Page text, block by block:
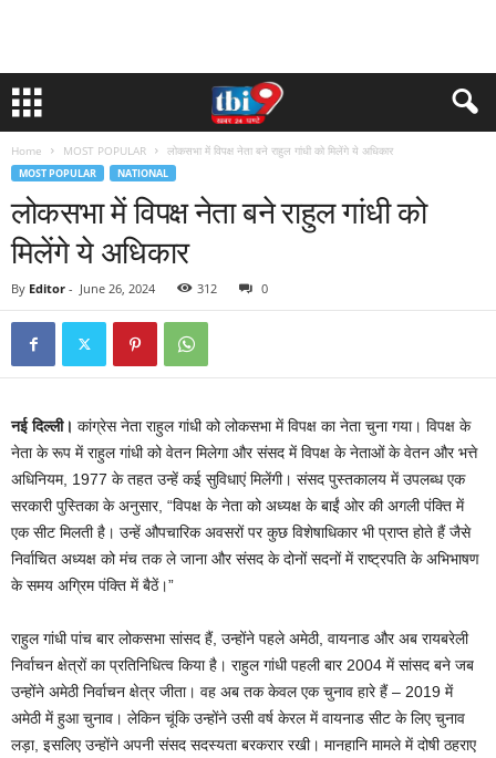
Home MOST POPULAR लोकसभा में विपक्ष नेता बने राहुल गांधी को मिलेंगे ये अधिकार
MOST POPULAR NATIONAL
लोकसभा में विपक्ष नेता बने राहुल गांधी को
मिलेंगे ये अधिकार
By Editor - June 26, 2024 312 0
नई दिल्ली। कांग्रेस नेता राहुल गांधी को लोकसभा में विपक्ष का नेता चुना गया। विपक्ष के
नेता के रूप में राहुल गांधी को वेतन मिलेगा और संसद में विपक्ष के नेताओं के वेतन और भत्ते
अधिनियम, 1977 के तहत उन्हें कई सुविधाएं मिलेंगी। संसद पुस्तकालय में उपलब्ध एक
सरकारी पुस्तिका के अनुसार, “विपक्ष के नेता को अध्यक्ष के बाईं ओर की अगली पंक्ति में
एक सीट मिलती है। उन्हें औपचारिक अवसरों पर कुछ विशेषाधिकार भी प्राप्त होते हैं जैसे
निर्वाचित अध्यक्ष को मंच तक ले जाना और संसद के दोनों सदनों में राष्ट्रपति के अभिभाषण
के समय अग्रिम पंक्ति में बैठें।”
राहुल गांधी पांच बार लोकसभा सांसद हैं, उन्होंने पहले अमेठी, वायनाड और अब रायबरेली
निर्वाचन क्षेत्रों का प्रतिनिधित्व किया है। राहुल गांधी पहली बार 2004 में सांसद बने जब
उन्होंने अमेठी निर्वाचन क्षेत्र जीता। वह अब तक केवल एक चुनाव हारे हैं – 2019 में
अमेठी में हुआ चुनाव। लेकिन चूंकि उन्होंने उसी वर्ष केरल में वायनाड सीट के लिए चुनाव
लड़ा, इसलिए उन्होंने अपनी संसद सदस्यता बरकरार रखी। मानहानि मामले में दोषी ठहराए